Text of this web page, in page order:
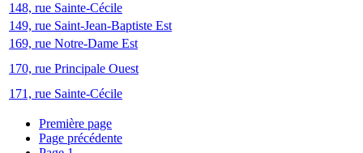
148, rue Sainte-Cécile
149, rue Saint-Jean-Baptiste Est
169, rue Notre-Dame Est
170, rue Principale Ouest
171, rue Sainte-Cécile
Première page
Page précédente